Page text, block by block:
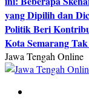
yang Dipilih dan
Politik Beri
Kota Semarang
Jawa Tengah Online
Berita Jawa Tengah